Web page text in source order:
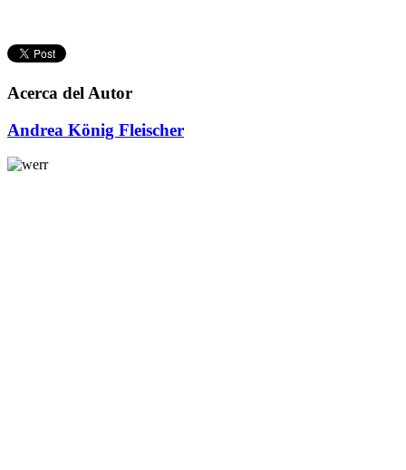
Acerca del Autor
Andrea König Fleischer